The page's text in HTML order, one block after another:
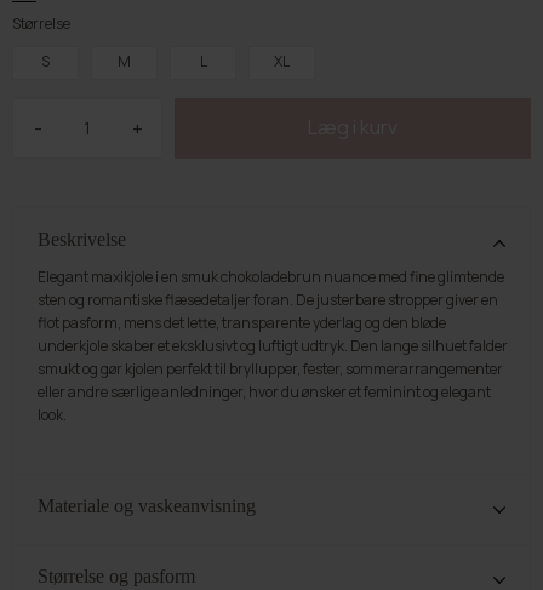
Størrelse
S
M L XL
- +
Beskrivelse
Elegant maxikjole i en smuk chokoladebrun nuance med fine glimtende
sten og romantiske flæsedetaljer foran. De justerbare stropper giver en
flot pasform, mens det lette, transparente yderlag og den bløde
underkjole skaber et eksklusivt og luftigt udtryk. Den lange silhuet falder
smukt og gør kjolen perfekt til bryllupper, fester, sommerarrangementer
eller andre særlige anledninger, hvor du ønsker et feminint og elegant
look.
Materiale og vaskeanvisning
farven. Vi anbefaler at stylen vaskes på skånevask ved 30°. Tag derefter
Størrelse og pasform